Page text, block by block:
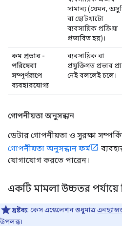
সামান্য (যেমন,
বা ছোটখাটো
ব্যবসায়িক প্রক্রিয়া
প্রভাবিত হয়)।
কম প্রভাব -
পরিষেবা
সম্পূর্ণরূপে
ব্যবহারযোগ্য
ব্যবসায়িক বা
প্রযুক্তিগত প্রভাব
নেই বললেই চলে।
গোপনীয়তা অনুসন্ধান
ডেটার গোপনীয়তা ও সুরক্ষা
গোপনীয়তা অনুসন্ধান ফর্ম
যোগাযোগ করতে পারেন।
একটি মামলা উচ্চতর পর্যায়ে
দ্রষ্টব্য: কেস এস্কেলেশন শুধুমাত্র
উপলব্ধ।